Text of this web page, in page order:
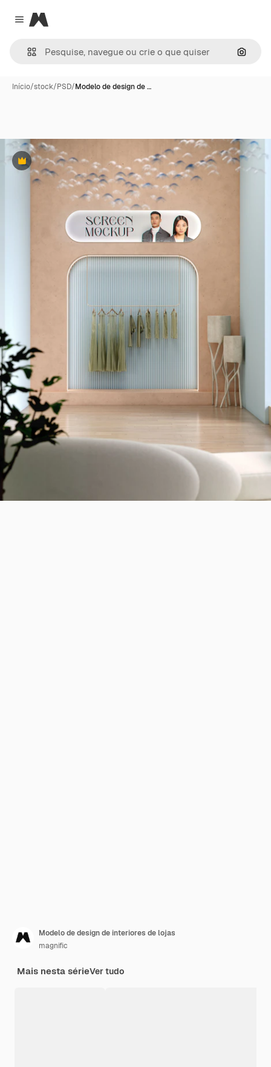
Close menu
Magnific
Início/stock/PSD/Modelo de design de …
Premium
Modelo de design de interiores de lojas
magnific
Mais nesta sérieVer tudo